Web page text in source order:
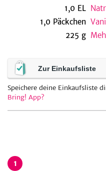
1,0 EL
1,0 Päckchen
225 g Mehl
Zur Einkaufsliste
Speichere deine Einkaufsliste
Bring! App?
1